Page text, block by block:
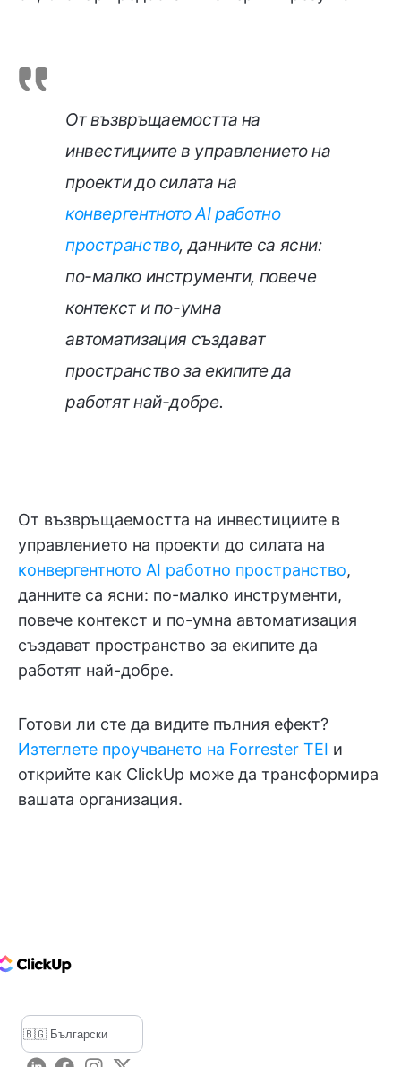
От възвръщаемостта на
инвестициите в управлението на
проекти до силата на
конвергентното AI работно
пространство, данните са ясни:
по-малко инструменти, повече
контекст и по-умна
автоматизация създават
пространство за екипите да
работят най-добре.
От възвръщаемостта на инвестициите в
управлението на проекти до силата на
конвергентното AI работно пространство,
данните са ясни: по-малко инструменти,
повече контекст и по-умна автоматизация
създават пространство за екипите да
работят най-добре.
Готови ли сте да видите пълния ефект?
Изтеглете проучването на Forrester TEI и
открийте как ClickUp може да трансформира
вашата организация.
Logo